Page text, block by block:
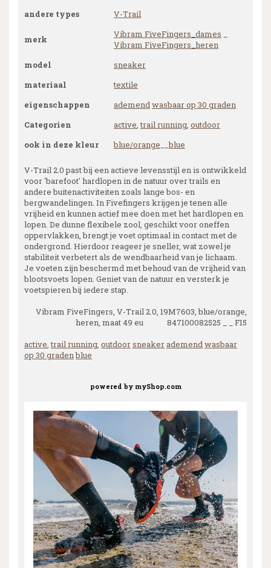
andere types V-Trail
merk Vibram FiveFingers_dames
Vibram FiveFingers_heren
model
sneaker
materiaal
textile
eigenschappen
ademendwasbaar op 30 graden
Categorien
active,trail running, outdoor
ook in deze kleur
blue/orange __blue
V-Trail 2.0 past bij een actieve levensstijl en is ontwikkeld
voor 'barefoot' hardlopen in de natuur over trails en
andere buitenactiviteiten zoals lange bos- en
bergwandelingen. In Fivefingers krijgen je tenen alle
vrijheid en kunnen actief mee doen met het hardlopen en
lopen. De dunne flexibele zool, geschikt voor oneffen
oppervlakken, brengt je voet optimaal in contact met de
ondergrond. Hierdoor reageer je sneller, wat zowel je
stabiliteit verbetert als de wendbaarheid van je lichaam.
Je voeten zijn beschermd met behoud van de vrijheid van
blootsvoets lopen. Geniet van de natuur en versterk je
voetspieren bij iedere stap.
Vibram FiveFingers, V-Trail 2.0, 19M7603, blue/orange,
heren, maat 49 eu 847100082525 _ _ F15
active,trail running, outdoorsneakerademendwasbaar
op 30 gradenblue
powered by myShop.com